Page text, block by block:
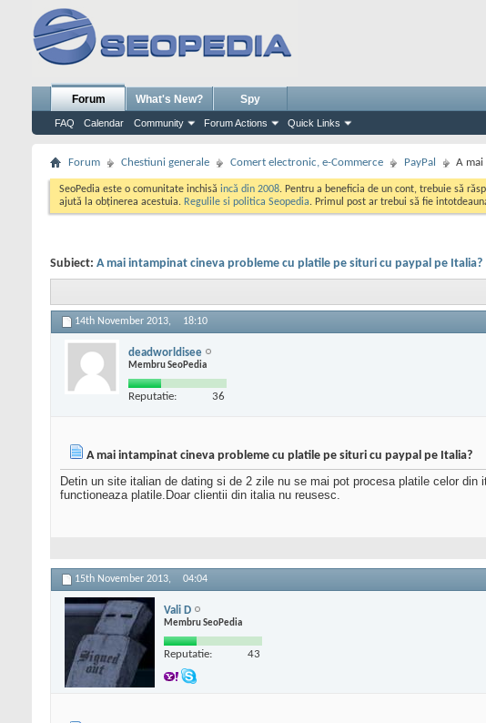
Forum
FAQ Calendar Community Forum Actions Quick Links
What's New? Spy
Forum Chestiuni generale Comert electronic, e-Commerce PayPal A mai
SeoPedia este o comunitate inchisă incă din 2008. Pentru a beneficia de un cont, trebuie să
ajută la obținerea acestuia. Regulile si politica Seopedia. Primul post ar trebui să fie
Subiect: A mai intampinat cineva probleme cu platile pe situri cu paypal pe Italia?
14th November 2013, 18:10
deadworldisee
Membru SeoPedia
Reputatie: 36
A mai intampinat cineva probleme cu platile pe situri cu paypal pe Italia?
Detin un site italian de dating si de 2 zile nu se mai pot procesa platile celor
functioneaza platile.Doar clientii din italia nu reusesc.
15th November 2013, 04:04
Vali D
Membru SeoPedia
Reputatie: 43